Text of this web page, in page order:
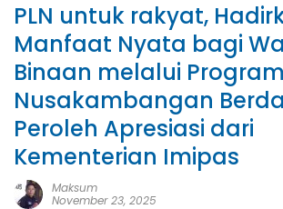
PLN untuk rakyat,
Manfaat Nyata bagi
Binaan melalui Program
Nusakambangan
Peroleh Apresiasi dari
Kementerian Imipas
Maksum
November 23, 2025